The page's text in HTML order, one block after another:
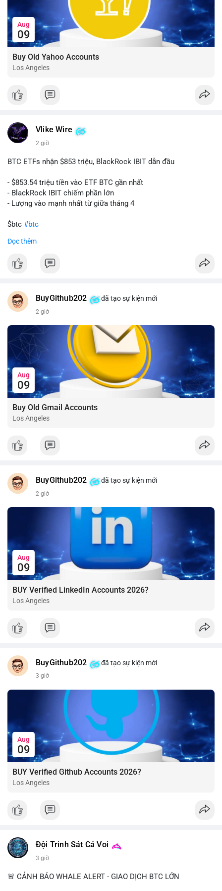
Aug
09
Buy Old Yahoo Accounts
Los Angeles
Vlike Wire
2 giờ
BTC ETFs nhận $853 triệu, BlackRock IBIT dẫn đầu
- $853.54 triệu tiền vào ETF BTC gần nhất
- BlackRock IBIT chiếm phần lớn
- Lượng vào mạnh nhất từ giữa tháng 4
$btc #btc
#vlikevn
📰 Nguồn: CoinDesk
Đọc thêm
BuyGithub202 đã tạo sự kiện mới
2 giờ
Aug
09
Buy Old Gmail Accounts
Los Angeles
BuyGithub202 đã tạo sự kiện mới
2 giờ
Aug
09
BUY Verified LinkedIn Accounts 2026?
Los Angeles
BuyGithub202 đã tạo sự kiện mới
3 giờ
Aug
09
BUY Verified Github Accounts 2026?
Los Angeles
Đội Trinh Sát Cá Voi
3 giờ
🚨 CẢNH BÁO WHALE ALERT - GIAO DỊCH BTC LỚN